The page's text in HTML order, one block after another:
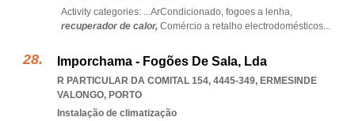
Activity categories: ...ArCondicionado, fogoes a lenha,
recuperador de calor, Comércio a retalho electrodomésticos...
Imporchama - Fogões De Sala, Lda
R PARTICULAR DA COMITAL 154, 4445-349, ERMESINDE
VALONGO, PORTO
Instalação de climatização